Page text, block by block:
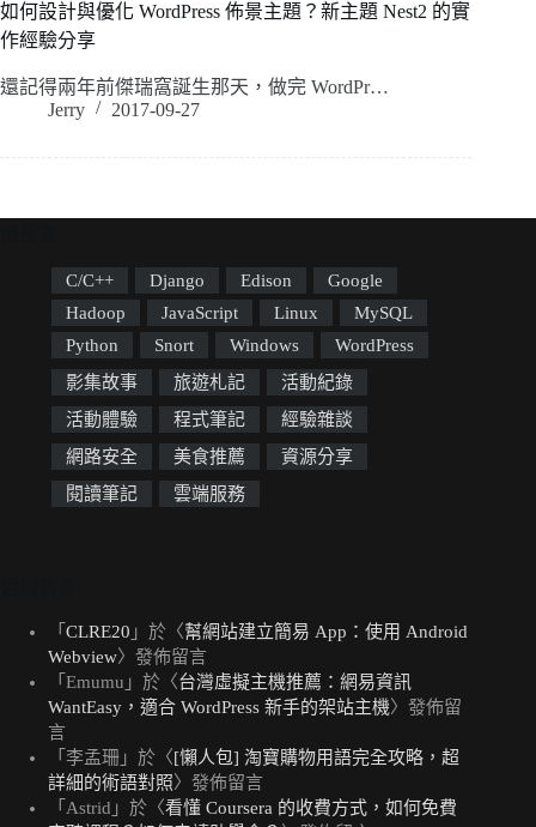
如何設計與優化 WordPress 佈景主題？新主題 Nest2 的實
作經驗分享
還記得兩年前傑瑞窩誕生那天，做完 WordPr…
Jerry
2017-09-27
C/C++ Django Edison
Google
Hadoop
JavaScript Linux
MySQL
Python
Snort Windows
WordPress
影集故事
旅遊札記
活動紀錄
活動體驗
程式筆記
經驗雜談
網路安全
美食推薦
資源分享
閱讀筆記
雲端服務
「 CLRE20 」於〈幫網站建立簡易 App：使用 Android
Webview〉發佈留言
「 Emumu 」於〈台灣虛擬主機推薦：網易資訊
WantEasy，適合 WordPress 新手的架站主機〉發佈留
言
「 李孟珊 」於〈[懶人包] 淘寶購物用語完全攻略，超
詳細的術語對照〉發佈留言
「 Astrid 」於〈看懂 Coursera 的收費方式，如何免費